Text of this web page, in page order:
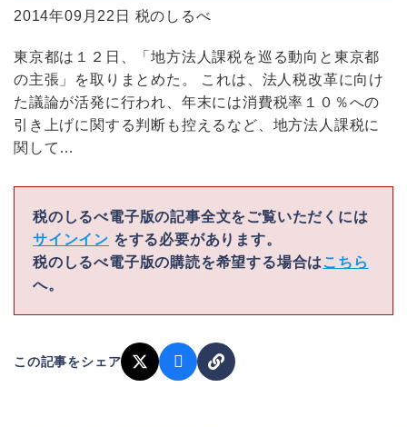
2014年09月22日 税のしるべ
東京都は１２日、「地方法人課税を巡る動向と東京都
の主張」を取りまとめた。 これは、法人税改革に向け
た議論が活発に行われ、年末には消費税率１０％への
引き上げに関する判断も控えるなど、地方法人課税に
関して…
税のしるべ電子版の記事全文をご覧いただくには
サインイン をする必要があります。
税のしるべ電子版の購読を希望する場合は こちら
へ。
この記事をシェア